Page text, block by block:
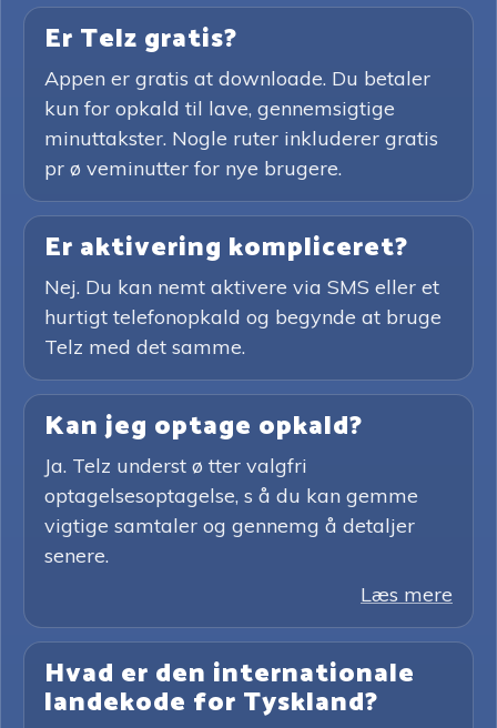
Er Telz gratis?
Appen er gratis at downloade. Du betaler
kun for opkald til lave, gennemsigtige
minuttakster. Nogle ruter inkluderer gratis
pr ø veminutter for nye brugere.
Er aktivering kompliceret?
Nej. Du kan nemt aktivere via SMS eller et
hurtigt telefonopkald og begynde at bruge
Telz med det samme.
Kan jeg optage opkald?
Ja. Telz underst ø tter valgfri
optagelsesoptagelse, s å du kan gemme
vigtige samtaler og gennemg å detaljer
senere.
Læs mere
Hvad er den internationale
landekode for Tyskland?